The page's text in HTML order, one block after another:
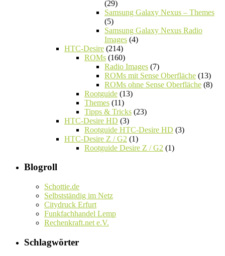
(29)
Samsung Galaxy Nexus – Themes
(5)
Samsung Galaxy Nexus Radio
Images (4)
HTC-Desire (214)
ROMs (160)
Radio Images (7)
ROMs mit Sense Oberfläche (13)
ROMs ohne Sense Oberfläche (8)
Rootguide (13)
Themes (11)
Tipps & Tricks (23)
HTC-Desire HD (3)
Rootguide HTC-Desire HD (3)
HTC-Desire Z / G2 (1)
Rootguide Desire Z / G2 (1)
Blogroll
Schottie.de
Selbstständig im Netz
Citydruck Erfurt
Funkfachhandel Lemp
Rechenkraft.net e.V.
Schlagwörter